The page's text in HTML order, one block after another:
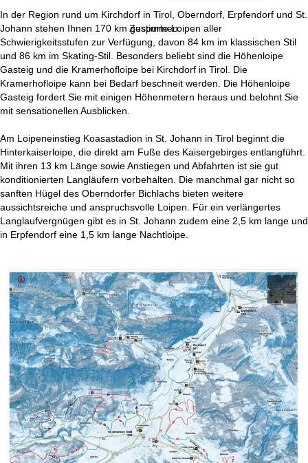
Zustimmen
e
e
In der Region rund um Kirchdorf in Tirol, Oberndorf, Erpfendorf und St.
Johann stehen Ihnen 170 km gespurte Loipen aller
Schwierigkeitsstufen zur Verfügung, davon 84 km im klassischen Stil
und 86 km im Skating-Stil. Besonders beliebt sind die Höhenloipe
Gasteig und die Kramerhofloipe bei Kirchdorf in Tirol. Die
Kramerhofloipe kann bei Bedarf beschneit werden. Die Höhenloipe
Gasteig fordert Sie mit einigen Höhenmetern heraus und belohnt Sie
mit sensationellen Ausblicken.
Am Loipeneinstieg Koasastadion in St. Johann in Tirol beginnt die
Hinterkaiserloipe, die direkt am Fuße des Kaisergebirges entlangführt.
Mit ihren 13 km Länge sowie Anstiegen und Abfahrten ist sie gut
konditionierten Langläufern vorbehalten. Die manchmal gar nicht so
sanften Hügel des Oberndorfer Bichlachs bieten weitere
aussichtsreiche und anspruchsvolle Loipen. Für ein verlängertes
Langlaufvergnügen gibt es in St. Johann zudem eine 2,5 km lange und
in Erpfendorf eine 1,5 km lange Nachtloipe.